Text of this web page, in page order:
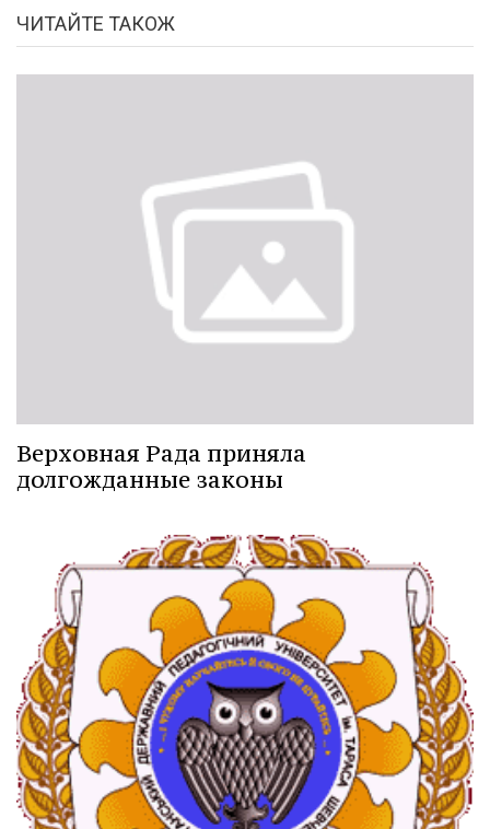
ЧИТАЙТЕ ТАКОЖ
Верховная Рада приняла
долгожданные законы